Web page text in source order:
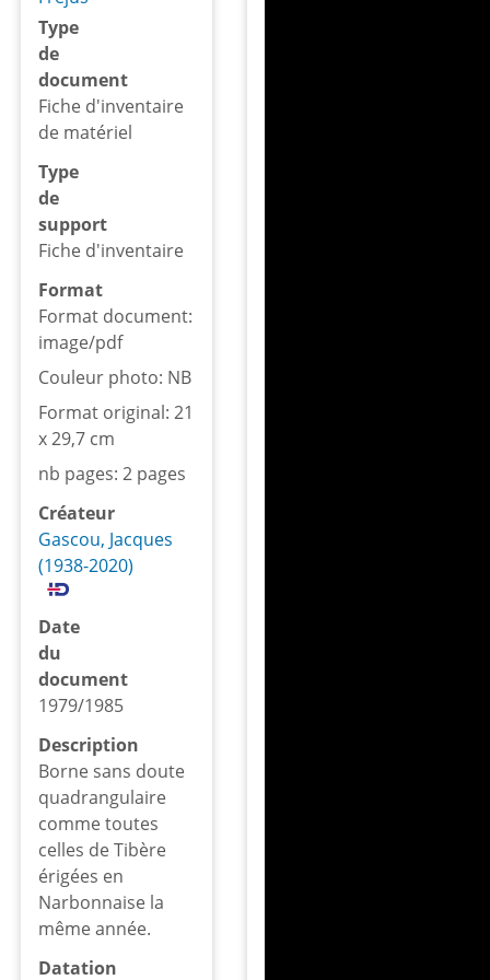
Type
de
document
Fiche d'inventaire
de matériel
Type
de
support
Fiche d'inventaire
Format
Format document:
image/pdf
Couleur photo: NB
Format original: 21
x 29,7 cm
nb pages: 2 pages
Créateur
Gascou, Jacques
(1938-2020)
Date
du
document
1979/1985
Description
Borne sans doute
quadrangulaire
comme toutes
celles de Tibère
érigées en
Narbonnaise la
même année.
Datation